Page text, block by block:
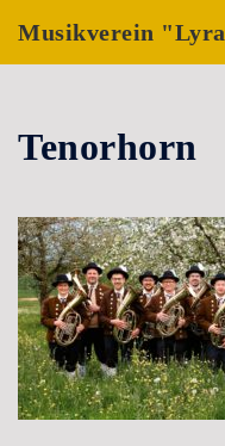
InhaltMusikverein
Tenorhorn